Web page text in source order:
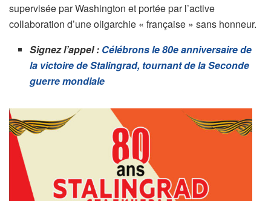
supervisée par Washington et portée par l’active
collaboration d’une oligarchie « française » sans honneur.
Signez l’appel : Célébrons le 80e anniversaire de
la victoire de Stalingrad, tournant de la Seconde
guerre mondiale